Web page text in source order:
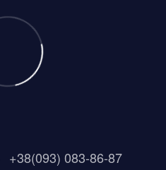
+38(093) 083-86-87